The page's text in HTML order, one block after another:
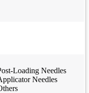
Loading Needles
Needles